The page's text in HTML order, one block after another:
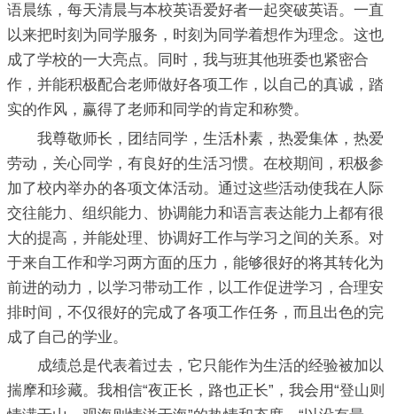
语晨练，每天清晨与本校英语爱好者一起突破英语。一直
以来把时刻为同学服务，时刻为同学着想作为理念。这也
成了学校的一大亮点。同时，我与班其他班委也紧密合
作，并能积极配合老师做好各项工作，以自己的真诚，踏
实的作风，赢得了老师和同学的肯定和称赞。
我尊敬师长，团结同学，生活朴素，热爱集体，热爱
劳动，关心同学，有良好的生活习惯。在校期间，积极参
加了校内举办的各项文体活动。通过这些活动使我在人际
交往能力、组织能力、协调能力和语言表达能力上都有很
大的提高，并能处理、协调好工作与学习之间的关系。对
于来自工作和学习两方面的压力，能够很好的将其转化为
前进的动力，以学习带动工作，以工作促进学习，合理安
排时间，不仅很好的完成了各项工作任务，而且出色的完
成了自己的学业。
成绩总是代表着过去，它只能作为生活的经验被加以
揣摩和珍藏。我相信“夜正长，路也正长”，我会用“登山则